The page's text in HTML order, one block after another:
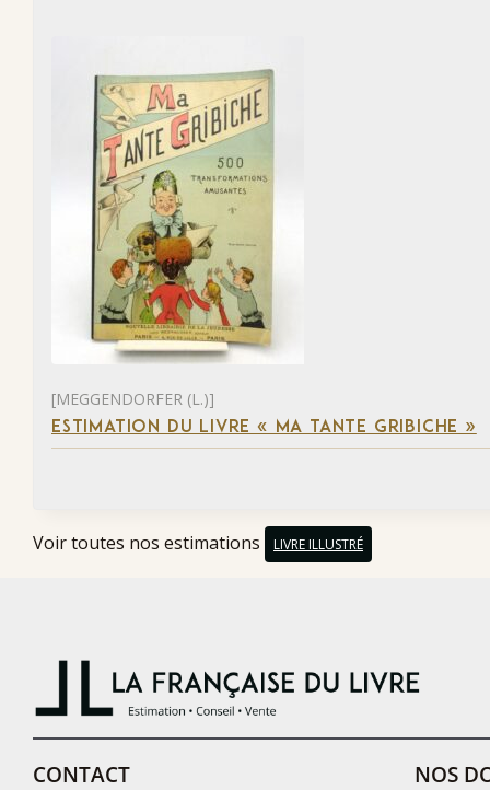
[MEGGENDORFER (L.)]
ESTIMATION DU LIVRE « MA TANTE GRIBICHE »
Voir toutes nos estimations LIVRE ILLUSTRÉ
CONTACT NOS